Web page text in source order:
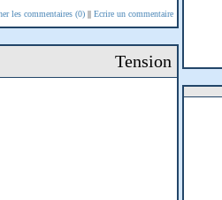
les commentaires (0)|| Ecrire un commentaire
Tension